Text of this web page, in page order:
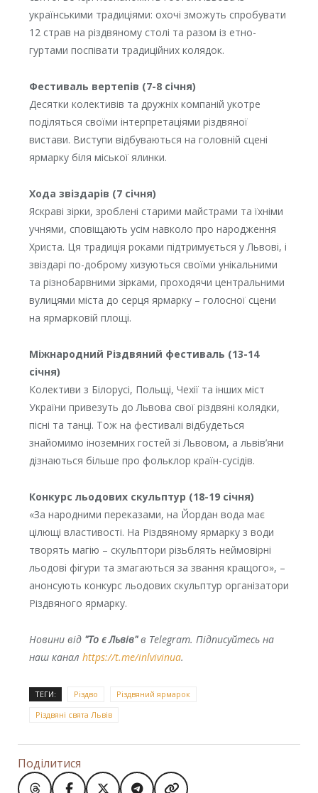
українськими традиціями: охочі зможуть спробувати
12 страв на різдвяному столі та разом із етно-
гуртами поспівати традиційних колядок.
Фестиваль вертепів (7-8 січня)
Десятки колективів та дружніх компаній укотре
поділяться своїми інтерпретаціями різдвяної
вистави. Виступи відбуваються на головній сцені
ярмарку біля міської ялинки.
Хода звіздарів (7 січня)
Яскраві зірки, зроблені старими майстрами та їхніми
учнями, сповіщають усім навколо про народження
Христа. Ця традиція роками підтримується у Львові, і
звіздарі по-доброму хизуються своїми унікальними
та різнобарвними зірками, проходячи центральними
вулицями міста до серця ярмарку – голосної сцени
на ярмарковій площі.
Міжнародний Різдвяний фестиваль (13-14
січня)
Колективи з Білорусі, Польщі, Чехії та інших міст
України привезуть до Львова свої різдвяні колядки,
пісні та танці. Тож на фестивалі відбудеться
знайомимо іноземних гостей зі Львовом, а львів’яни
дізнаються більше про фольклор країн-сусідів.
Конкурс льодових скульптур (18-19 січня)
«За народними переказами, на Йордан вода має
цілющі властивості. На Різдвяному ярмарку з води
творять магію – скульптори різьблять неймовірні
льодові фігури та змагаються за звання кращого», –
анонсують конкурс льодових скульптур організатори
Різдвяного ярмарку.
Новини від "То є Львів"в Telegram. Підписуйтесь на
наш канал https://t.me/inlvivinua.
ТЕГИ: Різдво
Різдвяний ярмарок
Різдвяні свята Львів
Поділитися